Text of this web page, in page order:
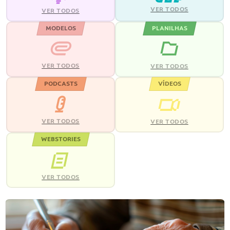
VER TODOS VER TODOS
MODELOS
VER TODOS
PLANILHAS
VER TODOS
PODCASTS
VER TODOS
VÍDEOS
VER TODOS
WEBSTORIES
VER TODOS